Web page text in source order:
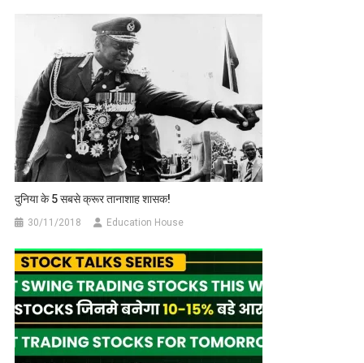
दुनिया के 5 सबसे क्रूर तानाशाह शासक!
30/11/2018 Education House